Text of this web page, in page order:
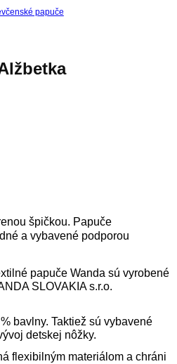
papuče
špičkou. Papuče
a vybavené podporou
papuče Wanda sú vyrobené
SLOVAKIA s.r.o.
bavlny. Taktiež sú vybavené
detskej nôžky.
flexibilným materiálom a chráni